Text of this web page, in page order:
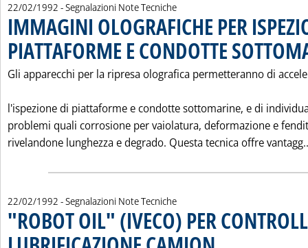
22/02/1992 - Segnalazioni Note Tecniche
IMMAGINI OLOGRAFICHE PER
PIATTAFORME E CONDOTTE
Gli apparecchi per la ripresa olografica permetteranno di
l'ispezione di piattaforme e condotte sottomarine, e di
problemi quali corrosione per vaiolatura, deformazione e
rivelandone lunghezza e degrado. Questa tecnica offre
22/02/1992 - Segnalazioni Note Tecniche
"ROBOT OIL" (IVECO) PER